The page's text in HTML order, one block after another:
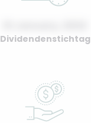
Dividendenstichtag